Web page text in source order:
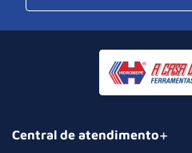
Central de atendimento